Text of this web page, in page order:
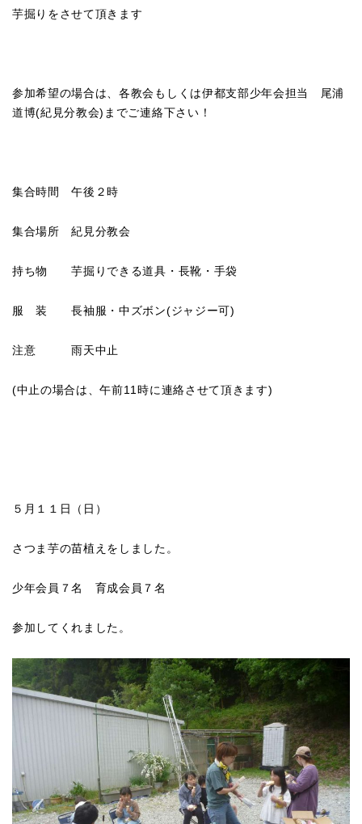
芋掘りをさせて頂きます
参加希望の場合は、各教会もしくは伊都支部少年会担当 尾浦
道博(紀見分教会)までご連絡下さい！
集合時間 午後２時
集合場所 紀見分教会
持ち物 芋掘りできる道具・長靴・手袋
服 装 長袖服・中ズボン(ジャジー可)
注意 雨天中止
(中止の場合は、午前11時に連絡させて頂きます)
５月１１日（日）
さつま芋の苗植えをしました。
少年会員７名 育成会員７名
参加してくれました。